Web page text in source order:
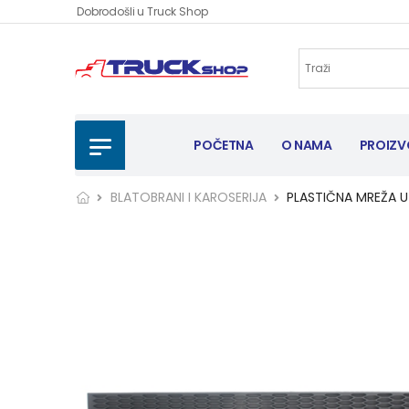
Dobrodošli u Truck Shop
POČETNA O NAMA
BLATOBRANI I KAROSERIJA PLASTIČNA MREŽA